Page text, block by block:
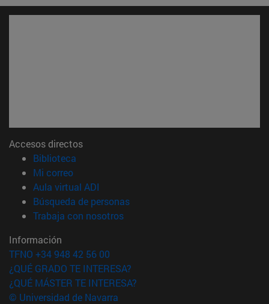
Accesos directos
Biblioteca
Mi correo(abre en nueva ventana)
Aula virtual ADI
Búsqueda de personas(abre en nueva ventana)
Trabaja con nosotros(abre en nueva ventana)
Información
TFNO +34 948 42 56 00
¿QUÉ GRADO TE INTERESA?
¿QUÉ MÁSTER TE INTERESA?
© Universidad de Navarra